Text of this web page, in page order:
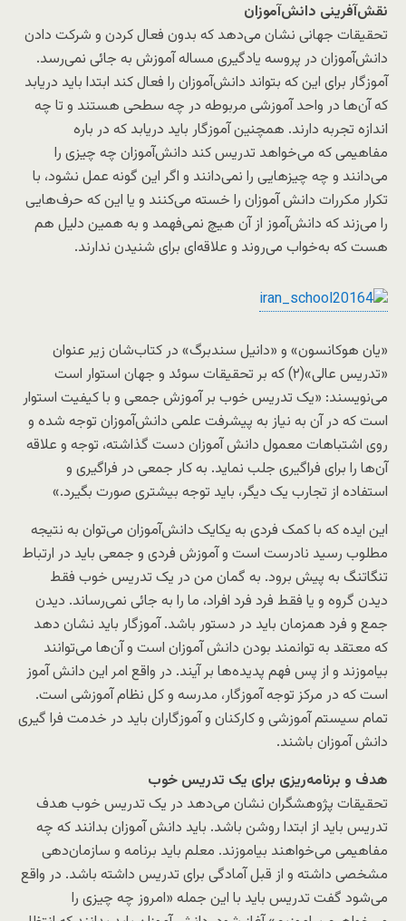
نقش‌آفرینی دانش‌آموزان
تحقیقات جهانی نشان می‌دهد که بدون فعال کردن و شرکت دادن
دانش‌آموزان در پروسه یادگیری مساله آموزش به جائی نمی‌رسد.
آموزگار برای این که بتواند دانش‌آموزان را فعال کند ابتدا باید دریابد
که آن‌ها در واحد آموزشی مربوطه در چه سطحی هستند و تا چه
اندازه تجربه دارند. همچنین آموزگار باید دریابد که در باره
مفاهیمی که می‌خواهد تدریس کند دانش‌آموزان چه چیزی را
می‌دانند و چه چیزهایی را نمی‌دانند و اگر این گونه عمل نشود، با
تکرار مکررات دانش آموزان را خسته می‌کنند و یا این که حرف‌هایی
را می‌زند که دانش‌آموز از آن هیچ نمی‌فهمد و به همین دلیل هم
هست که به‌خواب می‌روند و علاقه‌ای برای شنیدن ندارند.
«یان هوکانسون» و «دانیل سندبرگ» در کتاب‌شان زیر عنوان
«تدریس عالی»(۲) که بر تحقیقات سوئد و جهان استوار است
می‌نویسند: «یک تدریس خوب بر آموزش جمعی و با کیفیت استوار
است که در آن به نیاز به پیشرفت علمی دانش‌آموزان توجه شده و
روی اشتباهات معمول دانش آموزان دست گذاشته، توجه و علاقه
آن‌ها را برای فراگیری جلب نماید. به کار جمعی در فراگیری و
استفاده از تجارب یک دیگر، باید توجه بیشتری صورت بگیرد.»
این ایده که با کمک فردی به یکایک دانش‌آموزان می‌توان به نتیجه
مطلوب رسید نادرست است و آموزش فردی و جمعی باید در ارتباط
تنگاتنگ به پیش برود. به گمان من در یک تدریس خوب فقط
دیدن گروه و یا فقط فرد فرد افراد، ما را به جائی نمی‌رساند. دیدن
جمع و فرد همزمان باید در دستور باشد. آموزگار باید نشان دهد
که معتقد به توانمند بودن دانش آموزان است و آن‌ها می‌توانند
بیاموزند و از پس فهم پدیده‌ها بر آیند. در واقع امر این دانش آموز
است که در مرکز توجه آموزگار، مدرسه و کل نظام آموزشی است.
تمام سیستم آموزشی و کارکنان و آموزگاران باید در خدمت فرا گیری
دانش آموزان باشند.
هدف و برنامه‌ریزی برای یک تدریس خوب
تحقیقات پژوهشگران نشان می‌دهد در یک تدریس خوب هدف
تدریس باید از ابتدا روشن باشد. باید دانش آموزان بدانند که چه
مفاهیمی می‌خواهند بیاموزند. معلم باید برنامه و سازمان‌دهی
مشخصی داشته و از قبل آمادگی برای تدریس داشته باشد. در واقع
می‌شود گفت تدریس باید با این جمله «امروز چه چیزی را